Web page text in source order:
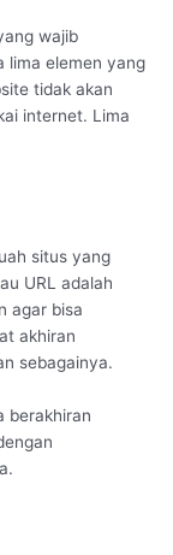
wajib
lima elemen yang
tidak akan
internet. Lima
situs yang
URL adalah
agar bisa
akhiran
sebagainya.
berakhiran